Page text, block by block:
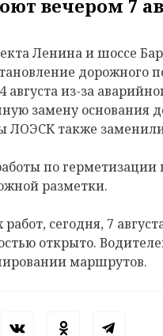
вечером 7
Ленина и шоссе
дорожного
из-за
замену основания
ЛОЭСК также
по
разметки.
сегодня, 7
открыто.
маршрутов.